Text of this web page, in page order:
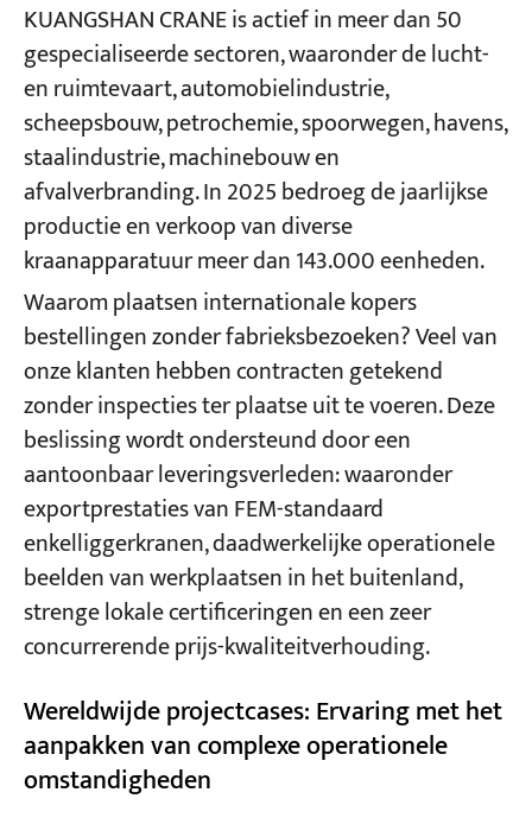
KUANGSHAN CRANE is actief in meer dan 50
gespecialiseerde sectoren, waaronder de lucht-
en ruimtevaart, automobielindustrie,
scheepsbouw, petrochemie, spoorwegen, havens,
staalindustrie, machinebouw en
afvalverbranding. In 2025 bedroeg de jaarlijkse
productie en verkoop van diverse
kraanapparatuur meer dan 143.000 eenheden.
Waarom plaatsen internationale kopers
bestellingen zonder fabrieksbezoeken? Veel van
onze klanten hebben contracten getekend
zonder inspecties ter plaatse uit te voeren. Deze
beslissing wordt ondersteund door een
aantoonbaar leveringsverleden: waaronder
exportprestaties van FEM-standaard
enkelliggerkranen, daadwerkelijke operationele
beelden van werkplaatsen in het buitenland,
strenge lokale certificeringen en een zeer
concurrerende prijs-kwaliteitverhouding.
Wereldwijde projectcases: Ervaring met het
aanpakken van complexe operationele
omstandigheden